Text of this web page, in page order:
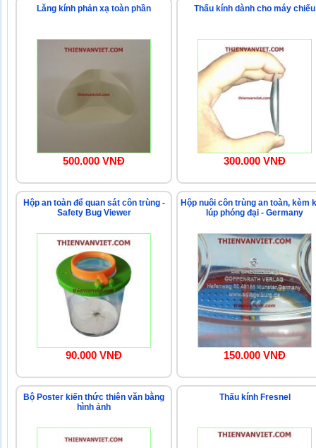
Lăng kính phản xạ toàn phần
500.000 VNĐ
Thấu kính dành cho máy chiếu
300.000 VNĐ
Hộp an toàn để quan sát côn trùng -
Safety Bug Viewer
90.000 VNĐ
Hộp nuôi côn trùng an toàn, kèm
lúp phóng đại - Germany
150.000 VNĐ
Bộ Poster kiến thức thiên văn bằng
hình ảnh
Thấu kính Fresnel